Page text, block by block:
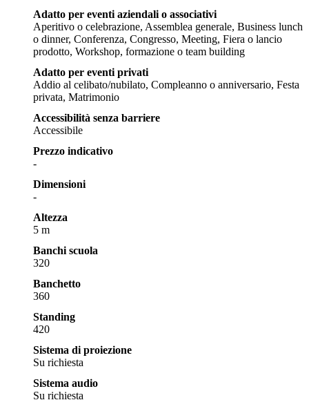
Adatto per eventi aziendali o associativi
Aperitivo o celebrazione, Assemblea generale, Business lunch
o dinner, Conferenza, Congresso, Meeting, Fiera o lancio
prodotto, Workshop, formazione o team building
Adatto per eventi privati
Addio al celibato/nubilato, Compleanno o anniversario, Festa
privata, Matrimonio
Accessibilità senza barriere
Accessibile
Prezzo indicativo
-
Dimensioni
-
Altezza
5 m
Banchi scuola
320
Banchetto
360
Standing
420
Sistema di proiezione
Su richiesta
Sistema audio
Su richiesta